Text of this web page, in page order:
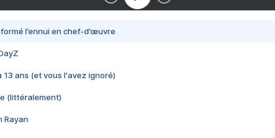
l’ennui en chef-d’œuvre
13 ans (et vous l'avez ignoré)
(littéralement)
Rayan